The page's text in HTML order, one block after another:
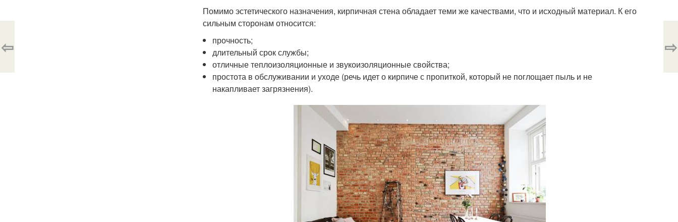
Помимо эстетического назначения, кирпичная стена обладает теми же качествами, что и исходный материал. К его
сильным сторонам относится:
прочность;
длительный срок службы;
отличные теплоизоляционные и звукоизоляционные свойства;
простота в обслуживании и уходе (речь идет о кирпиче с пропиткой, который не поглощает пыль и не
накапливает загрязнения).
⇦ ⇨